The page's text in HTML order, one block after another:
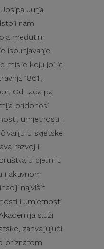
Jurja
nam
međutim
ispunjavanje
misije koju joj je
1861.,
Od tada pa
pridonosi
umjetnosti i
u svjetske
razvoj i
u cjelini u
i aktivnom
najviših
i umjetnosti
služi
zahvaljujući
priznatom